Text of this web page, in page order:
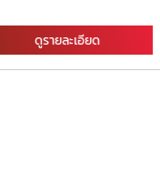
ดูรายละเอียด